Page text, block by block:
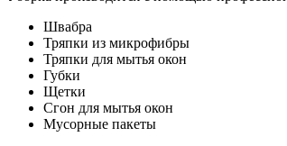
Швабра
Тряпки из микрофибры
Тряпки для мытья окон
Губки
Щетки
Сгон для мытья окон
Мусорные пакеты